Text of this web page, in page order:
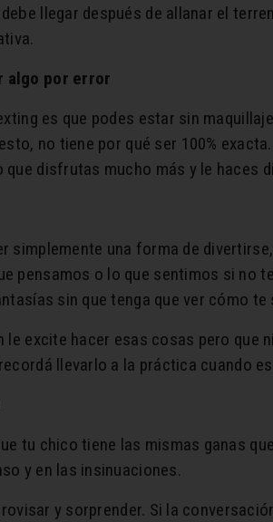
llegar después de allanar el
algo por error
es que podes estar sin
no tiene por qué ser 100%
disfrutas mucho más y le haces
simplemente una forma de
pensamos o lo que sentimos si no
sin que tenga que ver cómo te
le excite hacer esas cosas pero que
llevarlo a la práctica cuando
tu chico tiene las mismas ganas
y en las insinuaciones.
y sorprender. Si la